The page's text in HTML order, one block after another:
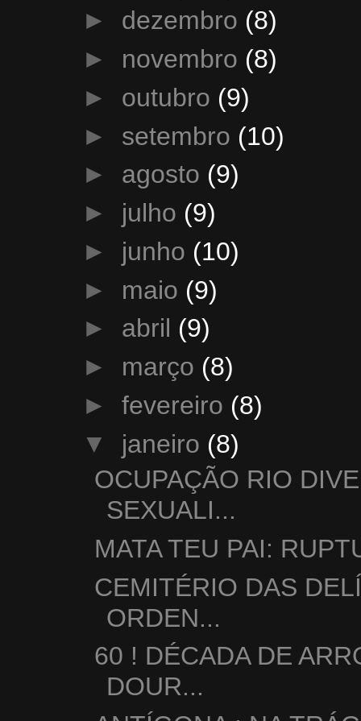
► dezembro (8)
► novembro (8)
► outubro (9)
► setembro (10)
► agosto (9)
► julho (9)
► junho (10)
► maio (9)
► abril (9)
► março (8)
► fevereiro (8)
▼ janeiro (8)
OCUPAÇÃO RIO
SEXUALI...
MATA TEU PAI:
CEMITÉRIO DAS
ORDEN...
60 ! DÉCADA DE
DOUR...